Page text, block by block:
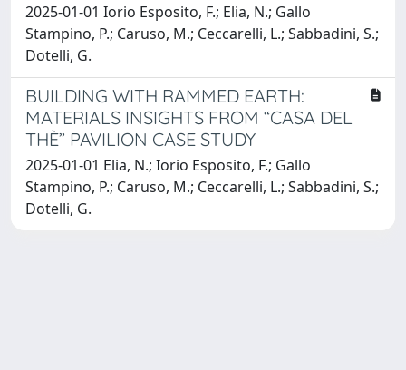
2025-01-01 Iorio Esposito, F.; Elia, N.; Gallo
Stampino, P.; Caruso, M.; Ceccarelli, L.; Sabbadini, S.;
Dotelli, G.
BUILDING WITH RAMMED EARTH:
MATERIALS INSIGHTS FROM “CASA DEL
THÈ” PAVILION CASE STUDY
2025-01-01 Elia, N.; Iorio Esposito, F.; Gallo
Stampino, P.; Caruso, M.; Ceccarelli, L.; Sabbadini, S.;
Dotelli, G.